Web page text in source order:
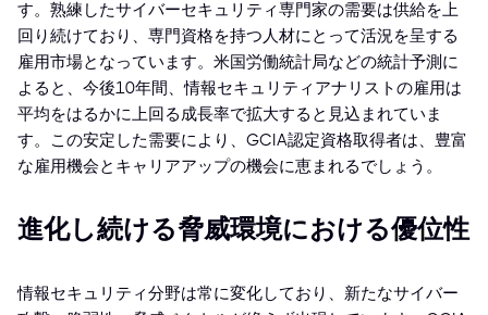
す。熟練したサイバーセキュリティ専門家の需要は供給を上
回り続けており、専門資格を持つ人材にとって活況を呈する
雇用市場となっています。米国労働統計局などの統計予測に
よると、今後10年間、情報セキュリティアナリストの雇用は
平均をはるかに上回る成長率で拡大すると見込まれていま
す。この安定した需要により、GCIA認定資格取得者は、豊富
な雇用機会とキャリアアップの機会に恵まれるでしょう。
進化し続ける脅威環境における優位性
情報セキュリティ分野は常に変化しており、新たなサイバー